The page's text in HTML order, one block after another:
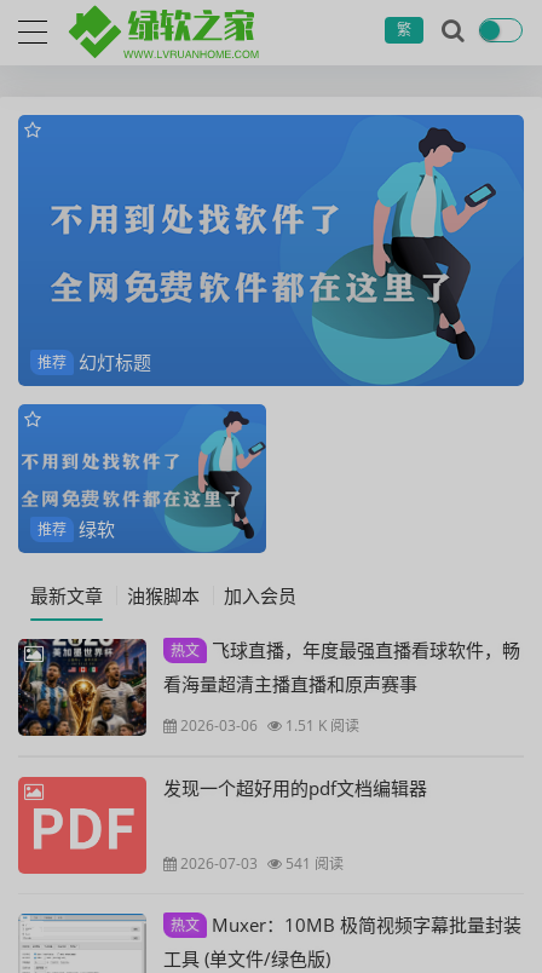
繁
推荐 幻灯标题
推荐 绿软
最新文章 油猴脚本 加入会员
热文
飞球直播，年度最强直播看球软件，畅
看海量超清主播直播和原声赛事
2026-03-06 1.51 K 阅读
发现一个超好用的pdf文档编辑器
2026-07-03 541 阅读
热文
Muxer：10MB 极简视频字幕批量封装
工具 (单文件/绿色版)